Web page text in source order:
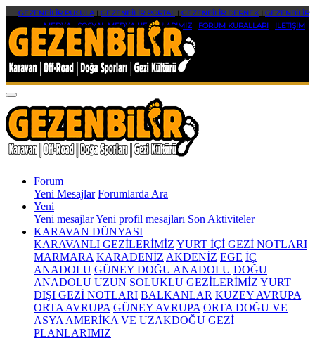
GEZENBİLİR PUSULA| GEZENBİLİR PORTAL| GEZENBİLİR DERNEK| GEZENBİLİR
MEDYA|SOSYAL MEDYA HESAPLARIMIZ FORUM KURALLARI İLETİŞİM
Forum
Yeni Mesajlar Forumlarda Ara
Yeni
Yeni mesajlarYeni profil mesajları Son Aktiviteler
KARAVAN DÜNYASI
KARAVANLI GEZİLERİMİZ YURT İÇİ GEZİ NOTLARI
MARMARA KARADENİZ AKDENİZ EGE İÇ
ANADOLU GÜNEY DOĞU ANADOLU DOĞU
ANADOLU UZUN SOLUKLU GEZİLERİMİZ YURT
DIŞI GEZİ NOTLARI BALKANLAR KUZEY AVRUPA
ORTA AVRUPA GÜNEY AVRUPA ORTA DOĞU VE
ASYA AMERİKA VE UZAKDOĞU GEZİ
PLANLARIMIZ